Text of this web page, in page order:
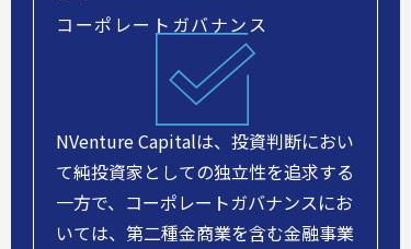
コーポレートガバナンス
NVenture Capitalは、投資判断におい
て純投資家としての独立性を追求する
一方で、コーポレートガバナンスにお
いては、第二種金商業を含む金融事業